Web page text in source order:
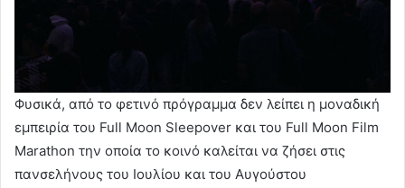
Φυσικά, από το φετινό πρόγραμμα δεν λείπει η μοναδική
εμπειρία του Full Moon Sleepover και του Full Moon Film
Marathon την οποία το κοινό καλείται να ζήσει στις
πανσελήνους του Ιουλίου και του Αυγούστου